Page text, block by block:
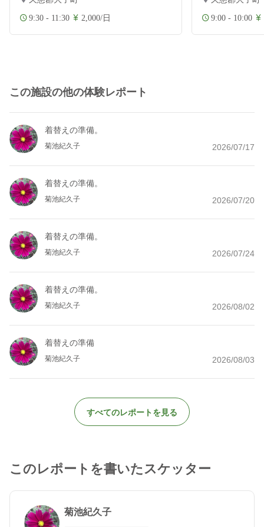
9:30 - 11:30 2,000/日 9:00 - 10:00
この施設の他の体験レポート
着替えの準備。
菊池紀久子 2026/07/17
着替えの準備。
菊池紀久子 2026/07/20
着替えの準備。
菊池紀久子 2026/07/24
着替えの準備。
菊池紀久子 2026/08/02
着替えの準備
菊池紀久子 2026/08/03
すべてのレポートを見る
このレポートを書いたスケッター
菊池紀久子